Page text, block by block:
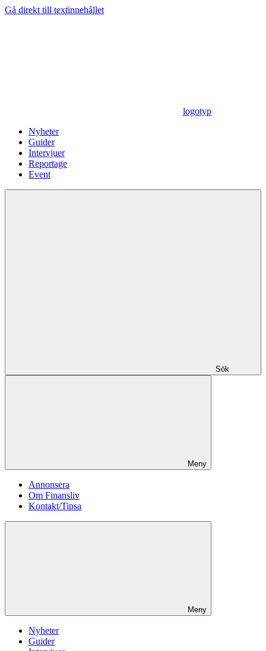
Gå direkt till textinnehållet
logotyp
Nyheter
Guider
Intervjuer
Reportage
Event
Sök
Meny
Annonsera
Om Finansliv
Kontakt/Tipsa
Meny
Nyheter
Guider